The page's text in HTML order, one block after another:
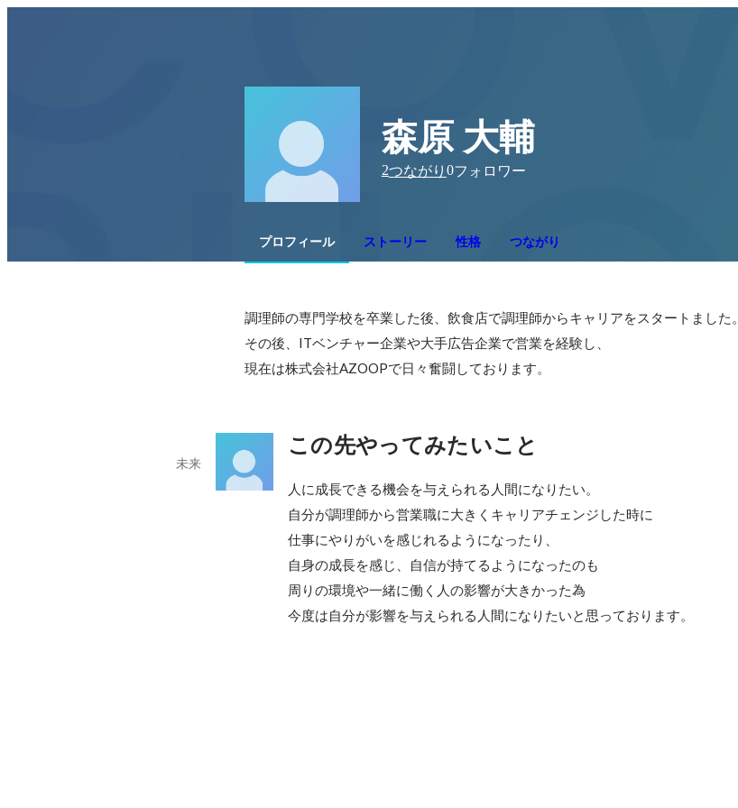
森原 大輔
2つながり 0フォロワー
プロフィール ストーリー 性格 つながり
調理師の専門学校を卒業した後、飲食店で調理師からキャリアをスタートました。
その後、ITベンチャー企業や大手広告企業で営業を経験し、
現在は株式会社AZOOPで日々奮闘しております。
この先やってみたいこと
未来
人に成長できる機会を与えられる人間になりたい。
自分が調理師から営業職に大きくキャリアチェンジした時に
仕事にやりがいを感じれるようになったり、
自身の成長を感じ、自信が持てるようになったのも
周りの環境や一緒に働く人の影響が大きかった為
今度は自分が影響を与えられる人間になりたいと思っております。